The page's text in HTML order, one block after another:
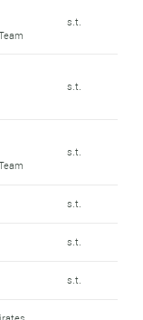
s.t.
s.t.
s.t.
s.t.
s.t.
s.t.